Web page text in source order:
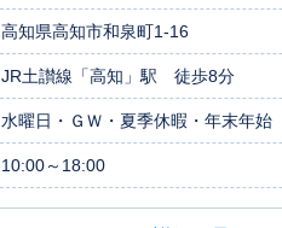
高知県高知市和泉町1-16
JR土讃線「高知」駅 徒歩8分
水曜日・ＧＷ・夏季休暇・年末年始
10:00～18:00